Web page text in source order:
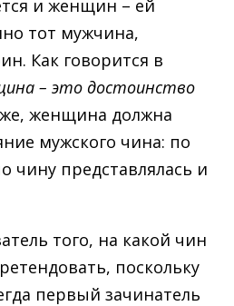
и женщин – ей
тот мужчина,
Как говорится в
– это достоинство
женщина должна
мужского чина: по
чину представлялась и
того, на какой чин
поскольку
первый зачинатель